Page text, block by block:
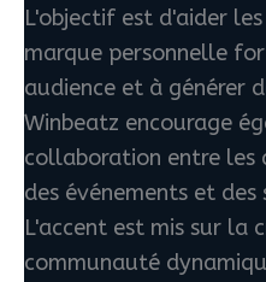
L'objectif est d'aider
marque personnelle
audience et à générer
Winbeatz encourage
collaboration entre les
des événements et
L'accent est mis sur la
communauté